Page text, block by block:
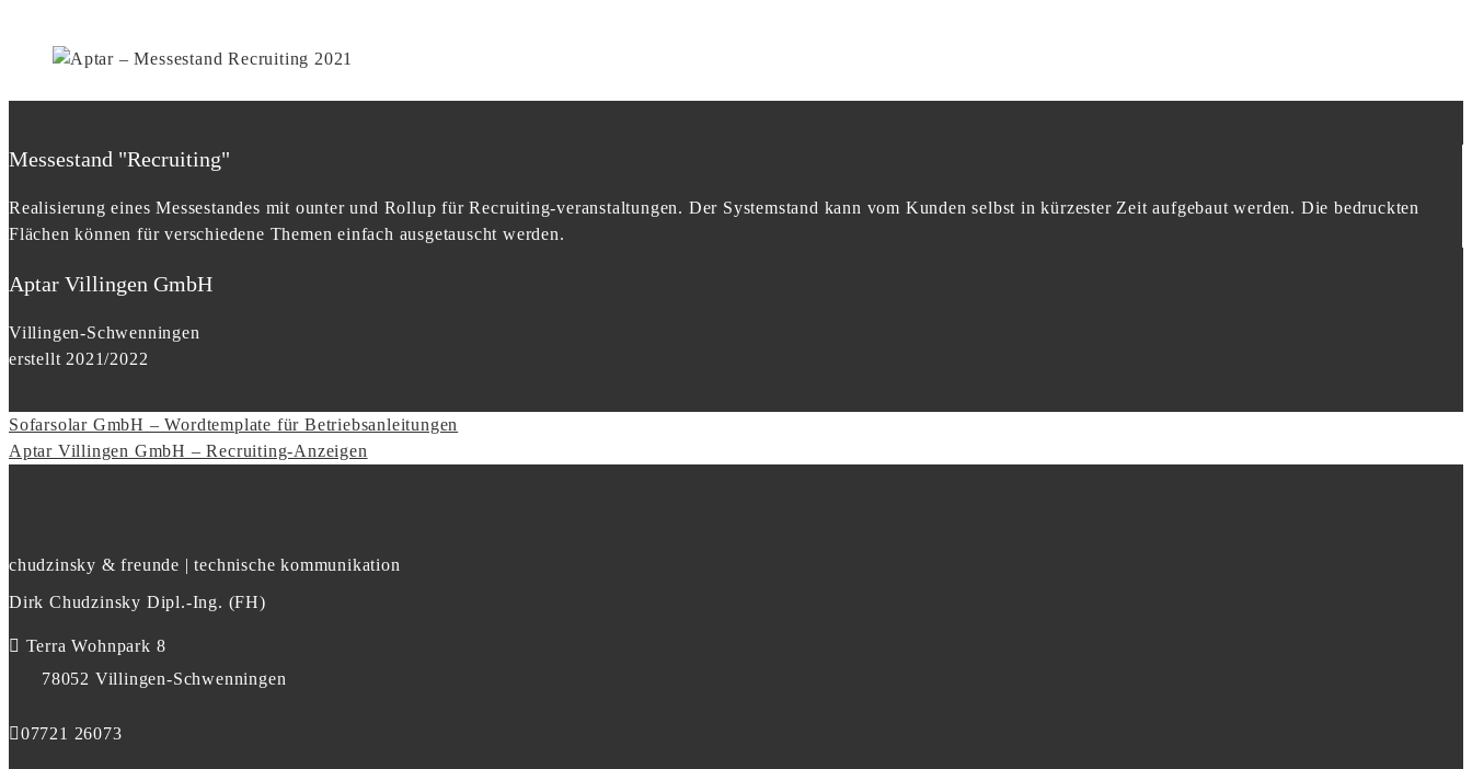
Messestand "Recruiting"
Realisierung eines Messestandes mit ounter und Rollup für Recruiting-veranstaltungen. Der Systemstand kann vom Kunden selbst in kürzester Zeit aufgebaut werden. Die bedruckten
Flächen können für verschiedene Themen einfach ausgetauscht werden.
Aptar Villingen GmbH
Villingen-Schwenningen
erstellt 2021/2022
Portfolio
navigation
Sofarsolar GmbH – Wordtemplate für Betriebsanleitungen
Aptar Villingen GmbH – Recruiting-Anzeigen
chudzinsky & freunde | technische kommunikation
Dirk Chudzinsky Dipl.-Ing. (FH)
Terra Wohnpark 8
78052 Villingen-Schwenningen
07721 26073